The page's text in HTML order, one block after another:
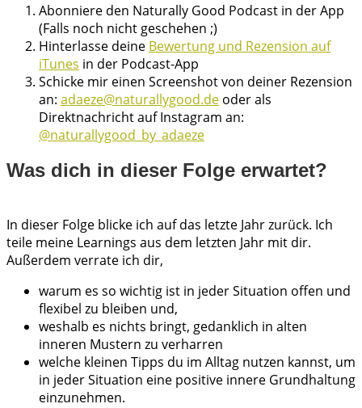
Abonniere den Naturally Good Podcast in der App
(Falls noch nicht geschehen ;)
Hinterlasse deine Bewertung und Rezension auf
iTunes in der Podcast-App
Schicke mir einen Screenshot von deiner Rezension
an: adaeze@naturallygood.de oder als
Direktnachricht auf Instagram an:
@naturallygood_by_adaeze
Was dich in dieser Folge erwartet?
In dieser Folge blicke ich auf das letzte Jahr zurück. Ich
teile meine Learnings aus dem letzten Jahr mit dir.
Außerdem verrate ich dir,
warum es so wichtig ist in jeder Situation offen und
flexibel zu bleiben und,
weshalb es nichts bringt, gedanklich in alten
inneren Mustern zu verharren
welche kleinen Tipps du im Alltag nutzen kannst, um
in jeder Situation eine positive innere Grundhaltung
einzunehmen.